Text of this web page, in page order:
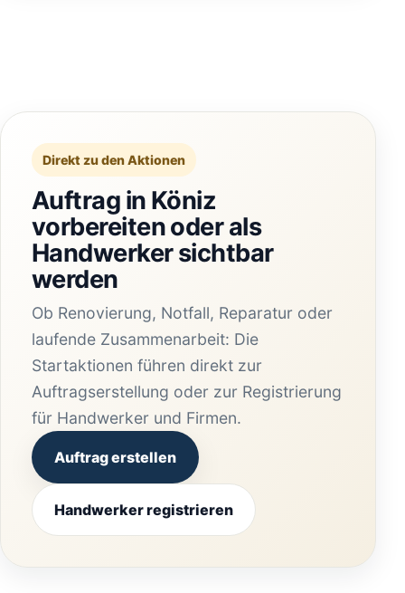
Direkt zu den Aktionen
Auftrag in Köniz
vorbereiten oder als
Handwerker sichtbar
werden
Ob Renovierung, Notfall, Reparatur oder
laufende Zusammenarbeit: Die
Startaktionen führen direkt zur
Auftragserstellung oder zur Registrierung
für Handwerker und Firmen.
Auftrag erstellen
Handwerker registrieren